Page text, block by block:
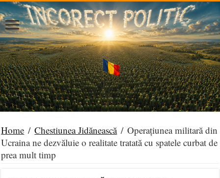
Home / Chestiunea Jidănească / Operațiunea militară din
Ucraina ne dezvăluie o realitate tratată cu spatele curbat de
prea mult timp